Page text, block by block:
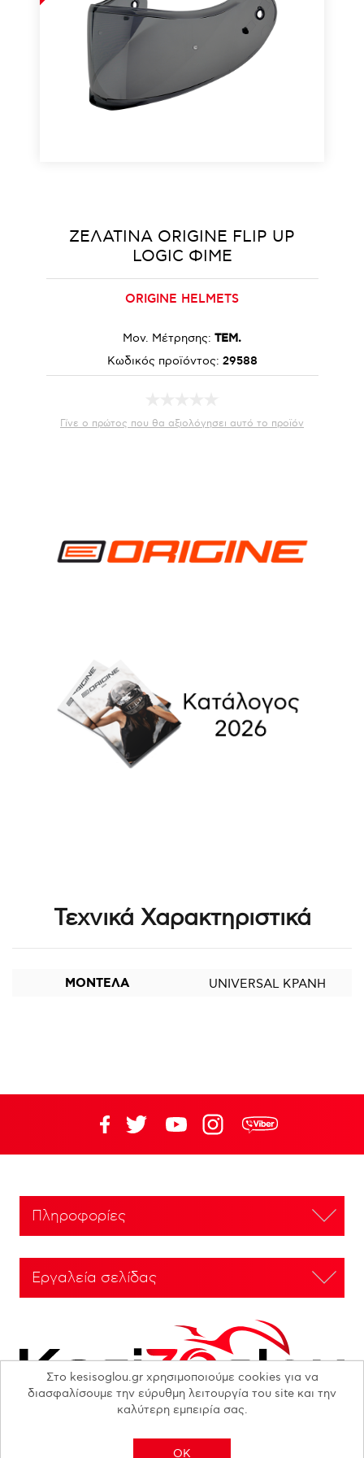
ΖΕΛΑΤΙΝΑ ORIGINE FLIP UP
LOGIC ΦΙΜΕ
ORIGINE HELMETS
Μον. Μέτρησης: ΤΕΜ.
Κωδικός προϊόντος: 29588
Γίνε ο πρώτος που θα αξιολόγησει αυτό το προϊόν
Τεχνικά Χαρακτηριστικά
ΜΟΝΤΕΛΑ UNIVERSAL ΚΡΑΝΗ
Πληροφορίες
Εργαλεία σελίδας
Στο kesisoglou.gr χρησιμοποιούμε cookies για να
διασφαλίσουμε την εύρυθμη λειτουργία του site και την
καλύτερη εμπειρία σας.
OK